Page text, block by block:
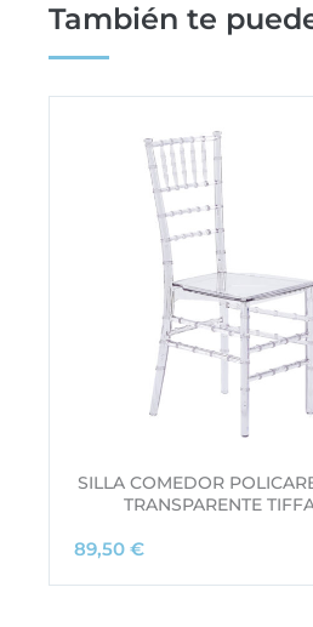
También te
SILLA COMEDOR
TRANSPARENTE
89,50 €